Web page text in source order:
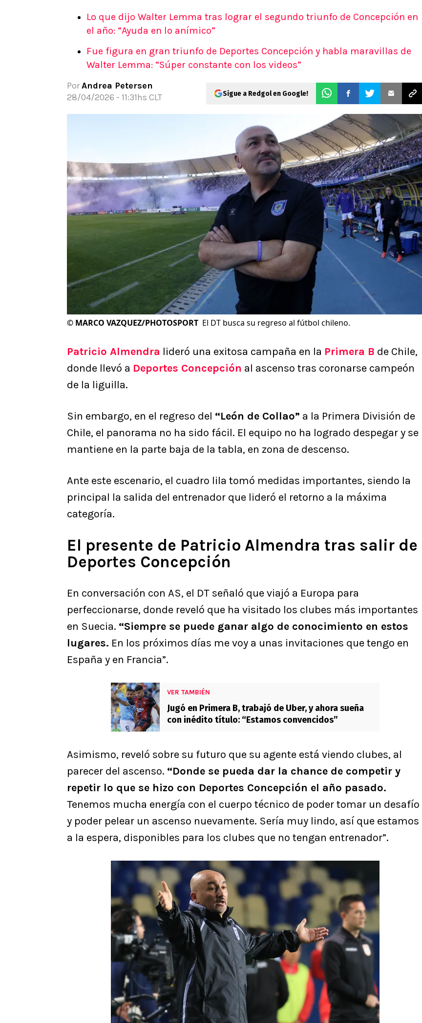
Apuestas Mundial 2026
Lo que dijo Walter Lemma tras lograr el segundo triunfo de Concepción en
el año: “Ayuda en lo anímico”
Fue figura en gran triunfo de Deportes Concepción y habla maravillas de
Walter Lemma: “Súper constante con los videos”
PorAndrea Petersen
28/04/2026 - 11:31hs CLT
Sigue a Redgol en Google!
© MARCO VAZQUEZ/PHOTOSPORT El DT busca su regreso al fútbol chileno.
Patricio Almendra lideró una exitosa campaña en la Primera B de Chile,
donde llevó a Deportes Concepción al ascenso tras coronarse campeón
de la liguilla.
Sin embargo, en el regreso del “León de Collao” a la Primera División de
Chile, el panorama no ha sido fácil. El equipo no ha logrado despegar y se
mantiene en la parte baja de la tabla, en zona de descenso.
Ante este escenario, el cuadro lila tomó medidas importantes, siendo la
principal la salida del entrenador que lideró el retorno a la máxima
categoría.
El presente de Patricio Almendra tras salir de
Deportes Concepción
En conversación con AS, el DT señaló que viajó a Europa para
perfeccionarse, donde reveló que ha visitado los clubes más importantes
en Suecia. “Siempre se puede ganar algo de conocimiento en estos
lugares. En los próximos días me voy a unas invitaciones que tengo en
España y en Francia”.
VER TAMBIÉN
Jugó en Primera B, trabajó de Uber, y ahora sueña
con inédito título: “Estamos convencidos”
Asimismo, reveló sobre su futuro que su agente está viendo clubes, al
parecer del ascenso. “Donde se pueda dar la chance de competir y
repetir lo que se hizo con Deportes Concepción el año pasado.
Tenemos mucha energía con el cuerpo técnico de poder tomar un desafío
y poder pelear un ascenso nuevamente. Sería muy lindo, así que estamos
a la espera, disponibles para los clubes que no tengan entrenador”.